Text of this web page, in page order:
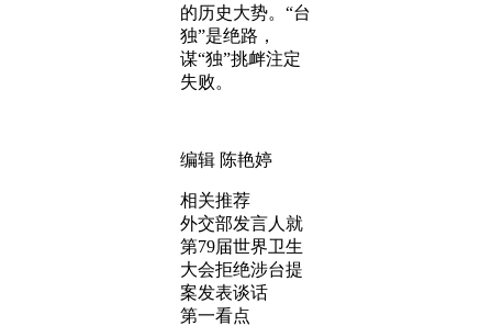
的历史大势。“台
独”是绝路，
谋“独”挑衅注定
失败。
编辑 陈艳婷
相关推荐
外交部发言人就
第79届世界卫生
大会拒绝涉台提
案发表谈话
第一看点